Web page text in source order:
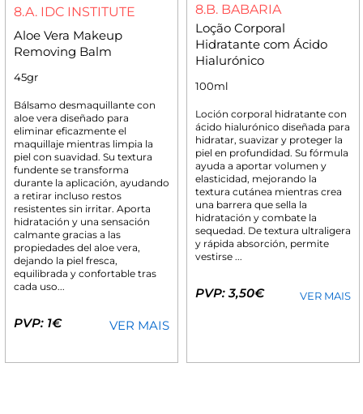
8.A. IDC INSTITUTE
Aloe Vera Makeup
Removing Balm
45gr
Bálsamo desmaquillante con
aloe vera diseñado para
eliminar eficazmente el
maquillaje mientras limpia la
piel con suavidad. Su textura
fundente se transforma
durante la aplicación, ayudando
a retirar incluso restos
resistentes sin irritar. Aporta
hidratación y una sensación
calmante gracias a las
propiedades del aloe vera,
dejando la piel fresca,
equilibrada y confortable tras
cada uso...
PVP: 1€ VER MAIS
8.B. BABARIA
Loção Corporal
Hidratante com Ácido
Hialurónico
100ml
Loción corporal hidratante con
ácido hialurónico diseñada para
hidratar, suavizar y proteger la
piel en profundidad. Su fórmula
ayuda a aportar volumen y
elasticidad, mejorando la
textura cutánea mientras crea
una barrera que sella la
hidratación y combate la
sequedad. De textura ultraligera
y rápida absorción, permite
vestirse ...
PVP: 3,50€ VER MAIS